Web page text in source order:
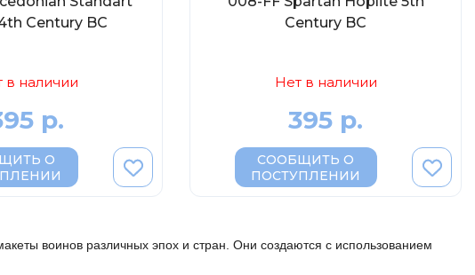
Century BC
в наличии
р.
О
Century BC
Нет в наличии
395 р.
СООБЩИТЬ О
ПОСТУПЛЕНИИ
воинов различных эпох и стран. Они создаются с использованием